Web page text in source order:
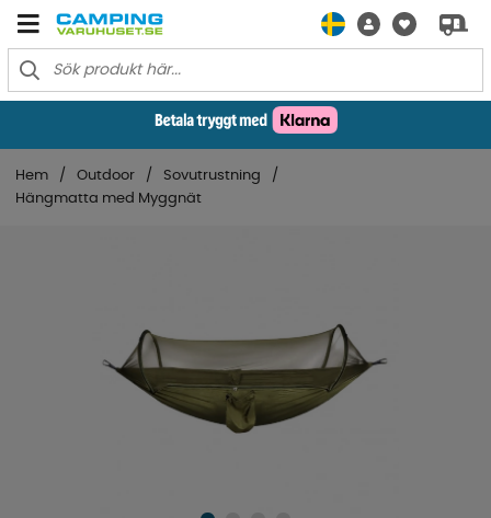
Hem Outdoor
Sovutrustning
Hängmatta med Myggnät